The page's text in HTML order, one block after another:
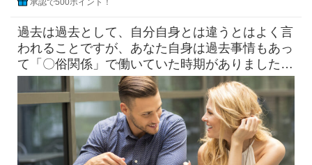
承認で500ポイント！
過去は過去として、自分自身とは違うとはよく言
われることですが、あなた自身は過去事情もあっ
て「〇俗関係」で働いていた時期がありました
が、それを経ていまの自分がある